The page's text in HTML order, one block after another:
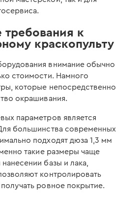
к
краскопульту
внимание обычно
стоимости. Намного
которые непосредственно
окрашивания.
параметров является
большинства современных
подходят дюза 1,3 мм
такие размеры чаще
базы и лака,
контролировать
ровное покрытие.